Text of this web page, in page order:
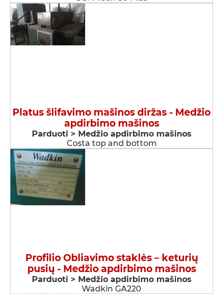
Platus šlifavimo mašinos diržas - Medžio
apdirbimo mašinos
Parduoti > Medžio apdirbimo mašinos
Costa top and bottom
Profilio Obliavimo staklės – keturių
pusių - Medžio apdirbimo mašinos
Parduoti > Medžio apdirbimo mašinos
Wadkin GA220